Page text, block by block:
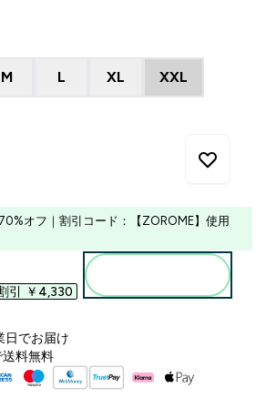
M L XL XXL
オフ｜割引コード：【ZOROME】使用
price
引 ￥4,330‎
日でお届け
料無料